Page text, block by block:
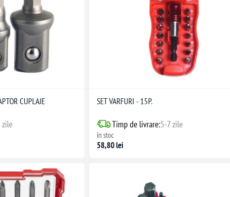
CUPLAJE SET VARFURI - 15P.
Timp de livrare:5-7 zile
în stoc
58,80 lei